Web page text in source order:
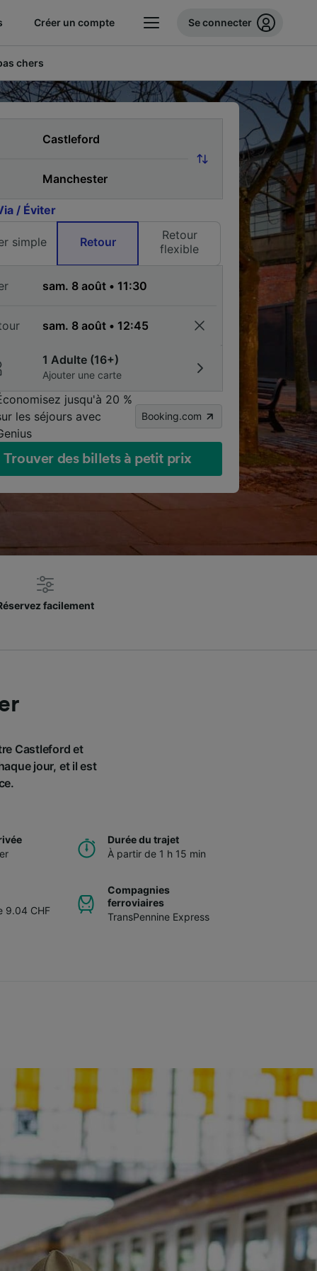
Créer un compte Se connecter
chers
/ Éviter
simple Retour
Retour
flexible
1 Adulte (16+)
Ajouter une carte
jusqu'à 20 %
les séjours avec
Booking.com
Trouver des billets à petit prix
facilement
Castleford et
jour, et il est
Durée du trajet
À partir de 1 h 15 min
9.04 CHF
Compagnies
ferroviaires
TransPennine Express